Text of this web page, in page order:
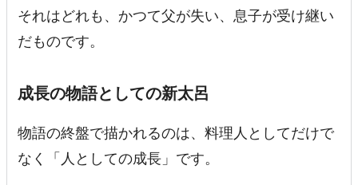
それはどれも、かつて父が失い、息子が受け継い
だものです。
成長の物語としての新太呂
物語の終盤で描かれるのは、料理人としてだけで
なく「人としての成長」です。